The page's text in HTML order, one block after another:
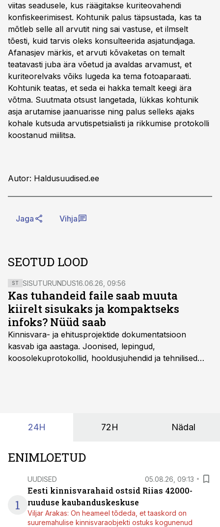
viitas seadusele, kus räägitakse kuriteovahendi
konfiskeerimisest. Kohtunik palus täpsustada, kas ta
mõtleb selle all arvutit ning sai vastuse, et ilmselt
tõesti, kuid tarvis oleks konsulteerida asjatundjaga.
Afanasjev märkis, et arvuti kõvaketas on temalt
teatavasti juba ära võetud ja avaldas arvamust, et
kuriteorelvaks võiks lugeda ka tema fotoaparaati.
Kohtunik teatas, et seda ei hakka temalt keegi ära
võtma. Suutmata otsust langetada, lükkas kohtunik
asja arutamise jaanuarisse ning palus selleks ajaks
kohale kutsuda arvutispetsialisti ja rikkumise protokolli
koostanud miilitsa.
Autor: Haldusuudised.ee
Jaga Vihja
SEOTUD LOOD
ST SISUTURUNDUS16.06.26, 09:56
Kas tuhandeid faile saab muuta
kiirelt sisukaks ja kompaktseks
infoks? Nüüd saab
Kinnisvara- ja ehitusprojektide dokumentatsioon
kasvab iga aastaga. Joonised, lepingud,
koosolekuprotokollid, hooldusjuhendid ja tehnilised
24H 72H Nädal
ENIMLOETUD
1
UUDISED 05.08.26, 09:13
Eesti kinnisvarahaid ostsid Riias 42000-
ruuduse kaubanduskeskuse
Viljar Arakas: On heameel tõdeda, et taaskord on
suuremahulise kinnisvaraobjekti ostuks kogunenud